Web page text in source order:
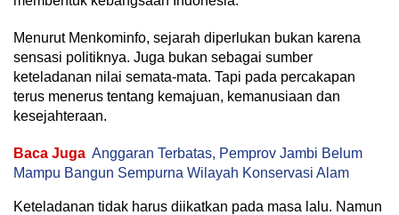
Menurut Menkominfo, sejarah diperlukan bukan karena
sensasi politiknya. Juga bukan sebagai sumber
keteladanan nilai semata-mata. Tapi pada percakapan
terus menerus tentang kemajuan, kemanusiaan dan
kesejahteraan.
Baca Juga Anggaran Terbatas, Pemprov Jambi Belum
Mampu Bangun Sempurna Wilayah Konservasi Alam
Keteladanan tidak harus diikatkan pada masa lalu. Namun